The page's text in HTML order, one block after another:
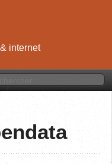
internet